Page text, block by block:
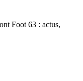
Foot 63 : actus,